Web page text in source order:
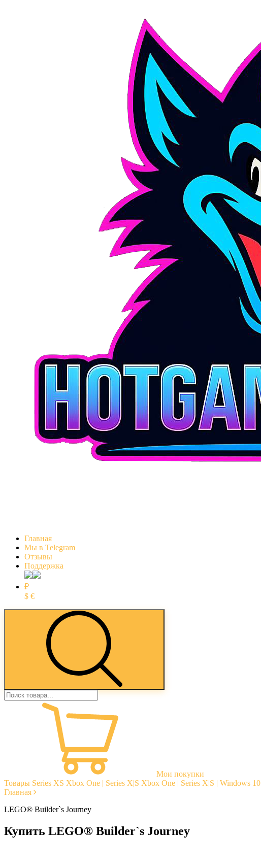
Главная
Мы в Telegram
Отзывы
Поддержка
₽
$ €
Мои покупки
Товары Series XS Xbox One | Series X|S Xbox One | Series X|S | Windows 10
Главная
LEGO® Builder`s Journey
Купить LEGO® Builder`s Journey